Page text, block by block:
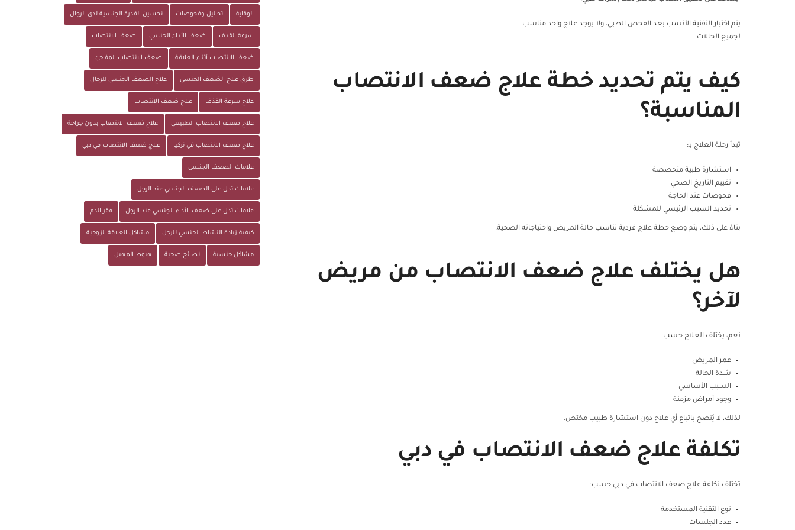
يتم اختيار التقنية الأنسب بعد الفحص الطبي، ولا يوجد علاج واحد مناسب
لجميع الحالات.
كيف يتم تحديد خطة علاج ضعف الانتصاب
المناسبة؟
تبدأ رحلة العلاج بـ:
استشارة طبية متخصصة
تقييم التاريخ الصحي
فحوصات عند الحاجة
تحديد السبب الرئيسي للمشكلة
بناءً على ذلك، يتم وضع خطة علاج فردية تناسب حالة المريض واحتياجاته الصحية.
هل يختلف علاج ضعف الانتصاب من مريض
لآخر؟
نعم، يختلف العلاج حسب:
عمر المريض
شدة الحالة
السبب الأساسي
وجود أمراض مزمنة
لذلك، لا يُنصح باتباع أي علاج دون استشارة طبيب مختص.
تكلفة علاج ضعف الانتصاب في دبي
تختلف تكلفة علاج ضعف الانتصاب في دبي حسب:
نوع التقنية المستخدمة
عدد الجلسات
الوقاية تحاليل وفحوصات تحسين القدرة الجنسية لدى الرجال
سرعة القذف ضعف الأداء الجنسي ضعف الانتصاب
ضعف الانتصاب أثناء العلاقة ضعف الانتصاب المفاجئ
طرق علاج الضعف الجنسي علاج الضعف الجنسي للرجال
علاج سرعة القذف علاج ضعف الانتصاب
علاج ضعف الانتصاب الطبيعي علاج ضعف الانتصاب بدون جراحة
علاج ضعف الانتصاب في تركيا علاج ضعف الانتصاب في دبي
علامات الضعف الجنسى
علامات تدل على الضعف الجنسي عند الرجل
علامات تدل على ضعف الأداء الجنسي عند الرجل فقر الدم
كيفية زيادة النشاط الجنسي للرجل مشاكل العلاقة الزوجية
مشاكل جنسية نصائح صحية هبوط المهبل